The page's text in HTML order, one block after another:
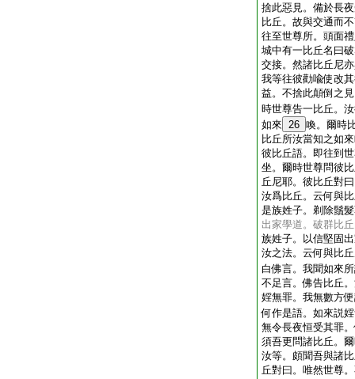
捨此惡見。備於長
比丘。故與交通而
往至世尊所。頭面
城中有一比丘名曰
交接。然諸比丘尼
我等往彼勸喩使改
益。不捨此顛倒之
時世尊告一比丘。
如來 26 喚。爾時
比丘所汝當知之如
彼比丘語。即往到
坐。爾時世尊問彼
丘尼耶。彼比丘對
汝爲比丘。云何與
是族姓子。剃除鬚
出家學道。破群比
族姓子。以信堅固
汝之法。云何與比
白佛言。我聞如來
不足言。佛告比丘
婬無罪。我無數方
何作是語。如來説
無令長夜恒受其罪
須吾更問諸比丘。
汝等。頗聞吾與諸
丘對曰。唯然世尊